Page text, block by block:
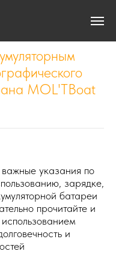
MOL'TBoat
важные указания по
зарядке,
батареи
прочитайте и
и